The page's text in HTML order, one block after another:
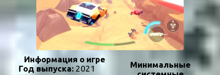
Информация о игре
Год выпуска: 2021
Минимальные